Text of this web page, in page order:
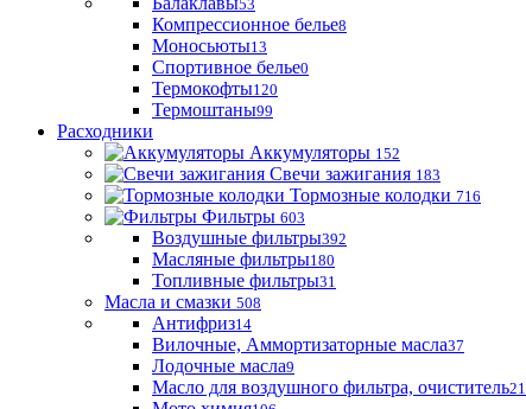
53
Компрессионное белье8
Моносьюты13
Спортивное белье0
Термокофты120
Термоштаны99
Расходники
Аккумуляторы 152
Свечи зажигания 183
Тормозные колодки 716
Фильтры 603
Воздушные фильтры392
Масляные фильтры180
Топливные фильтры31
Масла и смазки 508
Антифриз14
Вилочные, Аммортизаторные масла37
Лодочные масла9
Масло для воздушного фильтра, очиститель21